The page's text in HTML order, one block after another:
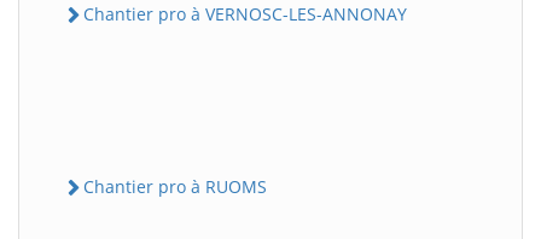
Chantier pro à VERNOSC-LES-ANNONAY
Chantier pro à RUOMS